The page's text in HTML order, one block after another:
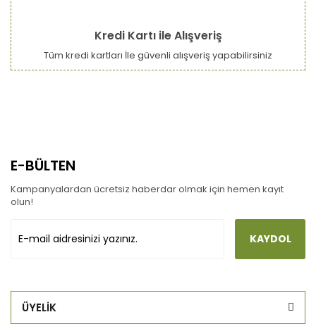
Kredi Kartı ile Alışveriş
Tüm kredi kartları İle güvenli alışveriş yapabilirsiniz
E-BÜLTEN
Kampanyalardan ücretsiz haberdar olmak için hemen kayıt
olun!
KAYDOL
ÜYELİK